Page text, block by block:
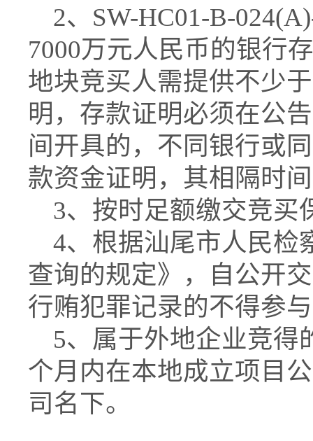
2、SW-HC01-B-
7000万元人民币的银行
地块竞买人需提供不少
明，存款证明必须在公
间开具的，不同银行或
款资金证明，其相隔时
3、按时足额缴交竞买
4、根据汕尾市人民检
查询的规定》，自公开
行贿犯罪记录的不得参
5、属于外地企业竞得
个月内在本地成立项目
司名下。